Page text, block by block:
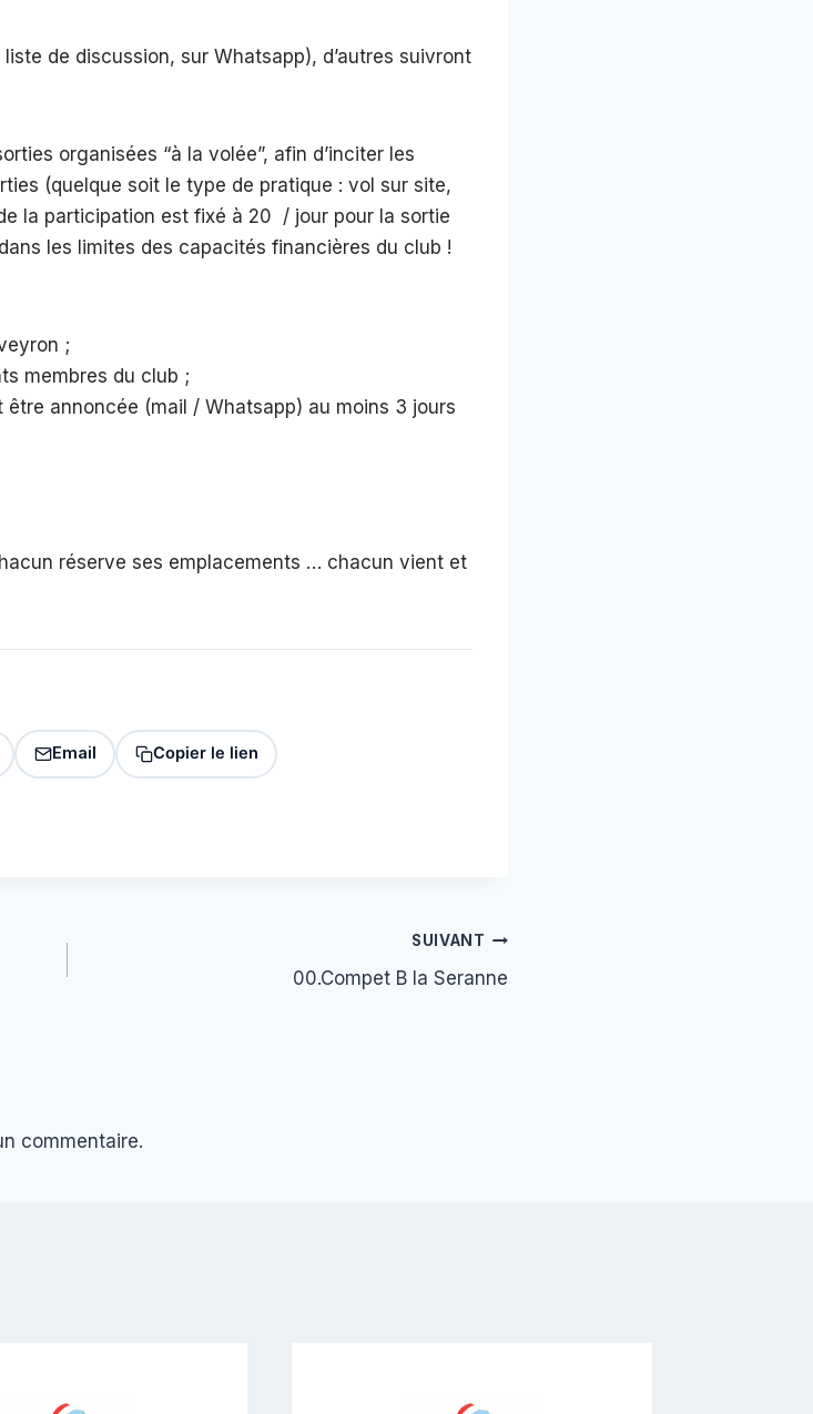
de discussion, sur Whatsapp), d’autres suivront
organisées “à la volée”, afin d’inciter les
(quelque soit le type de pratique : vol sur site,
la participation est fixé à 20  / jour pour la sortie
les limites des capacités financières du club !
;
membres du club ;
annoncée (mail / Whatsapp) au moins 3 jours
réserve ses emplacements … chacun vient et
Email Copier le lien
SUIVANT
00.Compet B la Seranne
commentaire.